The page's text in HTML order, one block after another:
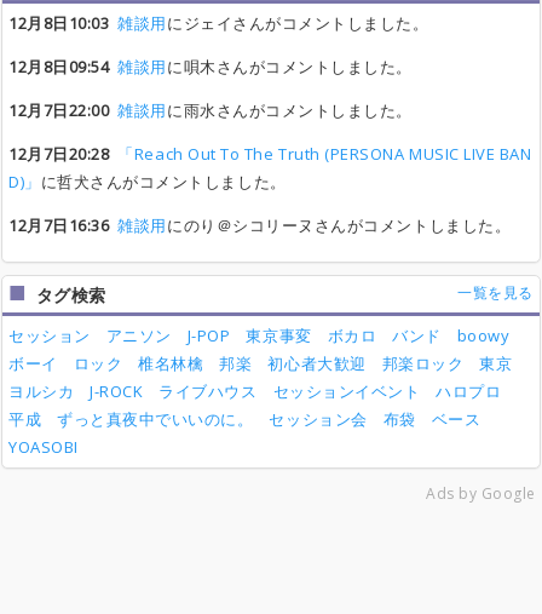
12月8日10:03 雑談用にジェイさんがコメントしました。
12月8日09:54 雑談用に唄木さんがコメントしました。
12月7日22:00 雑談用に雨水さんがコメントしました。
12月7日20:28
「Reach Out To The Truth (PERSONA MUSIC LIVE BAN
D)」 に哲犬さんがコメントしました。
12月7日16:36 雑談用にのり＠シコリーヌさんがコメントしました。
タグ検索 一覧を見る
セッション アニソン J-POP 東京事変 ボカロ バンド
boowy
ボーイ
ロック 椎名林檎 邦楽 初心者大歓迎 邦楽ロック
東京
ヨルシカ
J-ROCK ライブハウス セッションイベント
ハロプロ
平成
ずっと真夜中でいいのに。 セッション会 布袋
ベース
YOASOBI
Ads by Google